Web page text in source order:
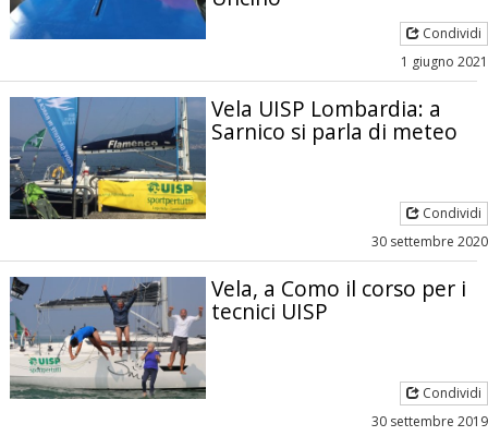
Condividi
1 giugno 2021
Vela UISP Lombardia: a
Sarnico si parla di meteo
Condividi
30 settembre 2020
Vela, a Como il corso per i
tecnici UISP
Condividi
30 settembre 2019